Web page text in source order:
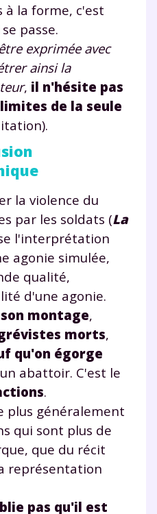
à la forme, c'est
passe.
exprimée avec
ainsi la
, il n'hésite pas
de la seule
la violence du
par les soldats (La
l'interprétation
agonie simulée,
qualité,
d'une agonie.
montage,
morts,
qu'on égorge
abattoir. C'est le
.
plus généralement
qui sont plus de
que du récit
représentation
pas qu'il est